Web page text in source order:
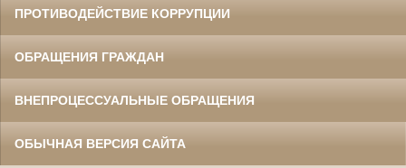
ПРОТИВОДЕЙСТВИЕ КОРРУПЦИИ
ОБРАЩЕНИЯ ГРАЖДАН
ВНЕПРОЦЕССУАЛЬНЫЕ ОБРАЩЕНИЯ
ОБЫЧНАЯ ВЕРСИЯ САЙТА